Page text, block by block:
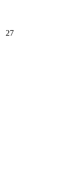
27